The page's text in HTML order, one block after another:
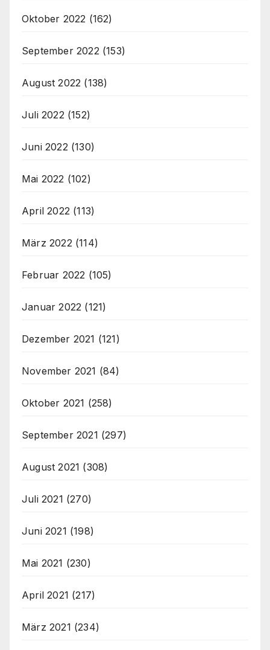
Oktober 2022 (162)
September 2022 (153)
August 2022 (138)
Juli 2022 (152)
Juni 2022 (130)
Mai 2022 (102)
April 2022 (113)
März 2022 (114)
Februar 2022 (105)
Januar 2022 (121)
Dezember 2021 (121)
November 2021 (84)
Oktober 2021 (258)
September 2021 (297)
August 2021 (308)
Juli 2021 (270)
Juni 2021 (198)
Mai 2021 (230)
April 2021 (217)
März 2021 (234)